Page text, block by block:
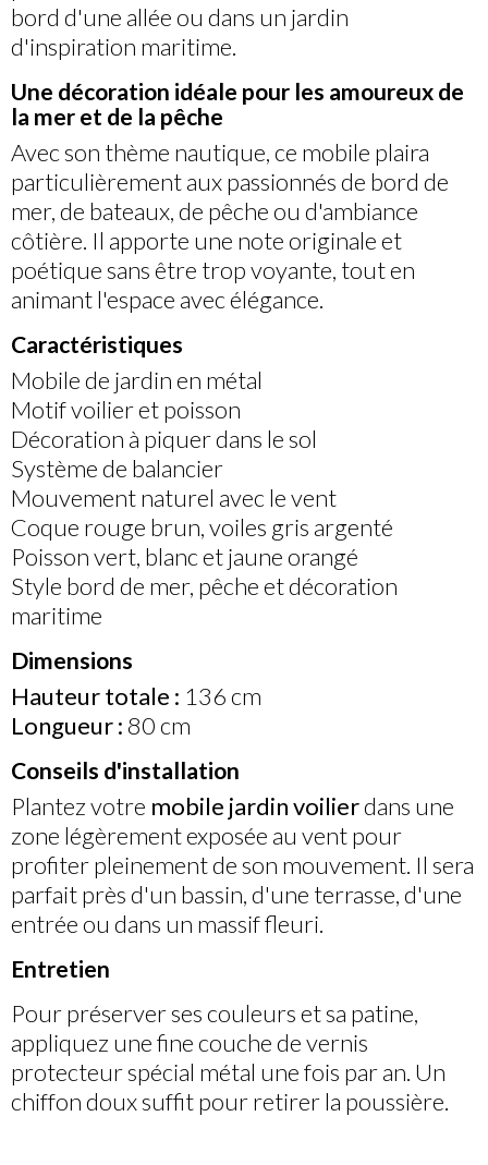
bord d'une allée ou dans un jardin
d'inspiration maritime.
Une décoration idéale pour les amoureux de
la mer et de la pêche
Avec son thème nautique, ce mobile plaira
particulièrement aux passionnés de bord de
mer, de bateaux, de pêche ou d'ambiance
côtière. Il apporte une note originale et
poétique sans être trop voyante, tout en
animant l'espace avec élégance.
Caractéristiques
Mobile de jardin en métal
Motif voilier et poisson
Décoration à piquer dans le sol
Système de balancier
Mouvement naturel avec le vent
Coque rouge brun, voiles gris argenté
Poisson vert, blanc et jaune orangé
Style bord de mer, pêche et décoration
maritime
Dimensions
Hauteur totale : 136 cm
Longueur :80 cm
Conseils d'installation
Plantez votre mobile jardin voilierdans une
zone légèrement exposée au vent pour
profiter pleinement de son mouvement. Il sera
parfait près d'un bassin, d'une terrasse, d'une
entrée ou dans un massif fleuri.
Entretien
Pour préserver ses couleurs et sa patine,
appliquez une fine couche de vernis
protecteur spécial métal une fois par an. Un
chiffon doux suffit pour retirer la poussière.